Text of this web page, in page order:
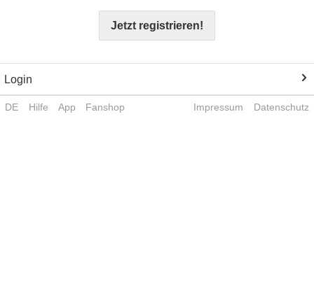
Jetzt registrieren!
Login
DE Hilfe App Fanshop Impressum Datenschutz